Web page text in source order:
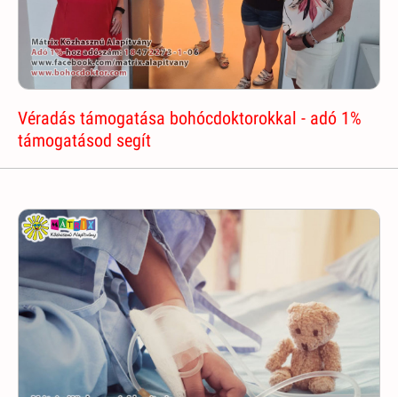
Véradás támogatása bohócdoktorokkal - adó 1%
támogatásod segít